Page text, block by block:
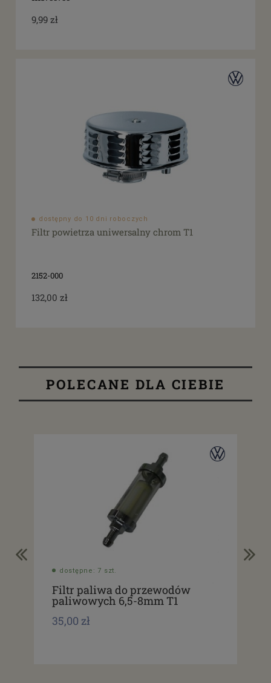
9,99 zł
dostępny do 10 dni roboczych
Filtr powietrza uniwersalny chrom T1
2152-000
132,00 zł
POLECANE DLA CIEBIE
dostępne: 7 szt.
Filtr paliwa do przewodów
paliwowych 6,5-8mm T1
35,00 zł